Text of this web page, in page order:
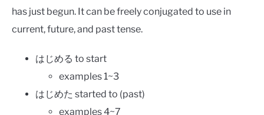
has just begun. It can be freely conjugated to use in
current, future, and past tense.
はじめる to start
examples 1~3
はじめた started to (past)
examples 4~7